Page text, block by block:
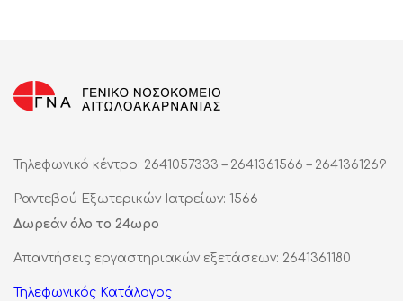
Τηλεφωνικό κέντρο: 2641057333 – 2641361566 – 2641361269
Ραντεβού Εξωτερικών Ιατρείων: 1566
Δωρεάν όλο το 24ωρο
Απαντήσεις εργαστηριακών εξετάσεων: 2641361180
Τηλεφωνικός Κατάλογος